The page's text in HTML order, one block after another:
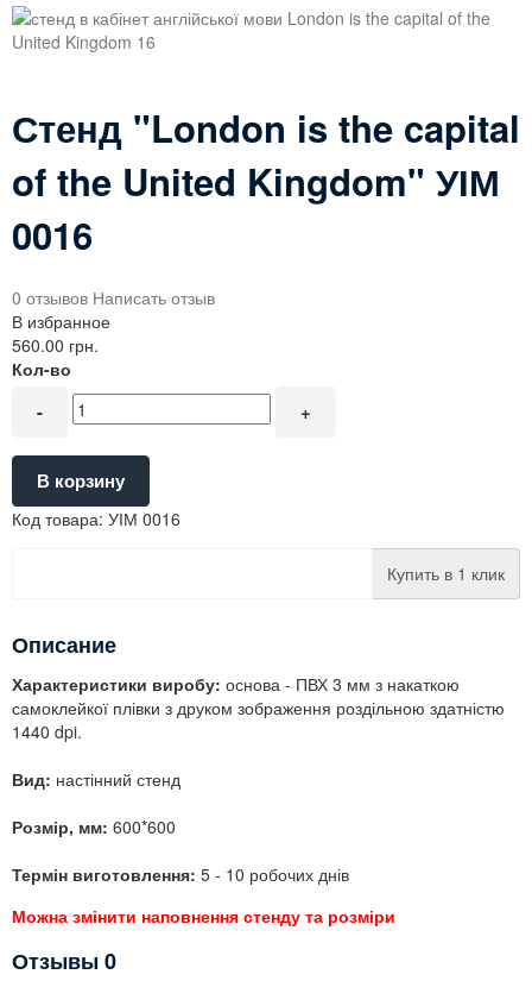
Стенд "London is the capital
of the United Kingdom" УІМ
0016
0 отзывов Написать отзыв
В избранное
560.00 грн.
Кол-во
- +
В корзину
Код товара: УІМ 0016
Купить в 1 клик
Описание
Характеристики виробу: основа - ПВХ 3 мм з накаткою
самоклейкої плівки з друком зображення роздільною здатністю
1440 dpi.
Вид: настінний стенд
Розмір, мм: 600*600
Термін виготовлення: 5 - 10 робочих днів
Можна змінити наповнення стенду та розміри
Отзывы0